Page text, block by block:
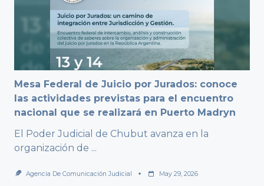
Mesa Federal de Juicio por Jurados: conoce
las actividades previstas para el encuentro
nacional que se realizará en Puerto Madryn
El Poder Judicial de Chubut avanza en la
organización de ...
Agencia De Comunicación Judicial May 29, 2026